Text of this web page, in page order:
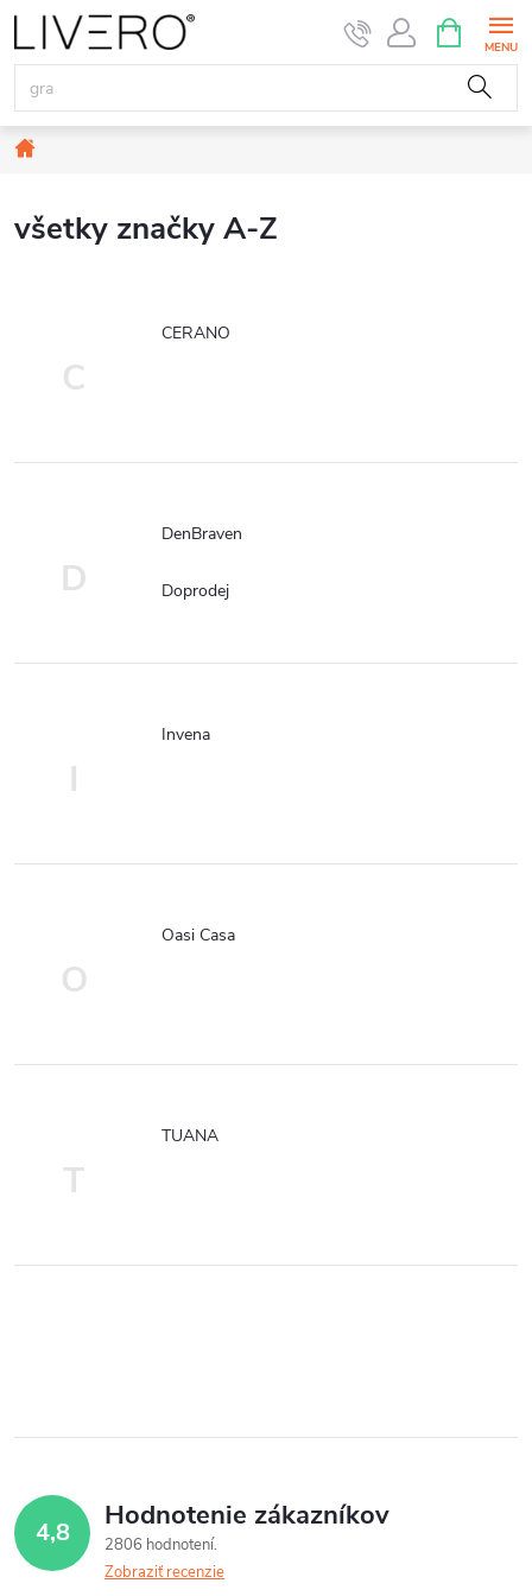
Prejsť
na
obsah
KOŠÍK
všetky značky A-Z
C
CERANO
D
DenBraven
Doprodej
I
Invena
O
Oasi Casa
T
TUANA
4,8 Hodnotenie zákazníkov
2806 hodnotení
Zobraziť recenzie